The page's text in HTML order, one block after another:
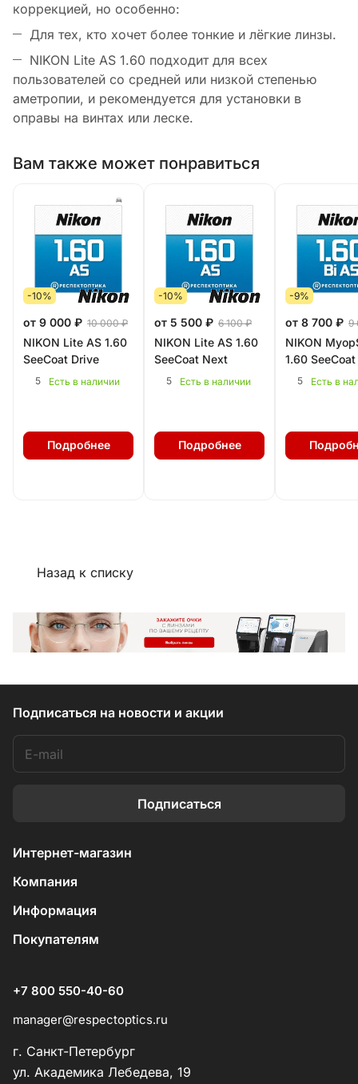
коррекцией, но особенно:
Для тех, кто хочет более тонкие и лёгкие линзы.
NIKON Lite AS 1.60 подходит для всех
пользователей со средней или низкой степенью
аметропии, и рекомендуется для установки в
оправы на винтах или леске.
Вам также может понравиться
-10%
от 9 000 ₽ 10 000 ₽
NIKON Lite AS 1.60
SeeCoat Drive
5 Есть в наличии
Подробнее
-10%
от 5 500 ₽ 6 100 ₽
NIKON Lite AS 1.60
SeeCoat Next
5 Есть в наличии
Подробнее
-9%
от 8 700 ₽ 9
NIKON
1.60
5 Есть в
Назад к списку
Подписаться на новости и акции
Подписаться
Интернет-магазин
Компания
Информация
Покупателям
+7 800 550-40-60
manager@respectoptics.ru
г. Санкт-Петербург
ул. Академика Лебедева, 19